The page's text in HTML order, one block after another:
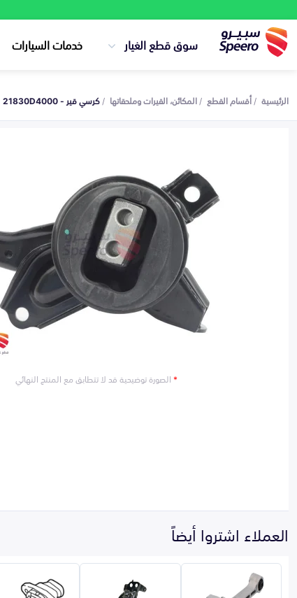
سوق قطع الغيار خدمات السيارات
الرئيسية أقسام القطع المكائن، القيرات وملحقاتها كرسي قير - 21830D4000
*الصورة توضيحية قد لا تتطابق مع المنتج النهائي
العملاء اشتروا أيضاً